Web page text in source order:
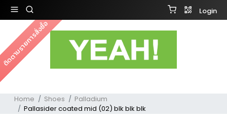
Login
ติดตามรายการสั่งซื้อ
Home Shoes
Palladium
Pallasider coated mid (02) blk blk blk